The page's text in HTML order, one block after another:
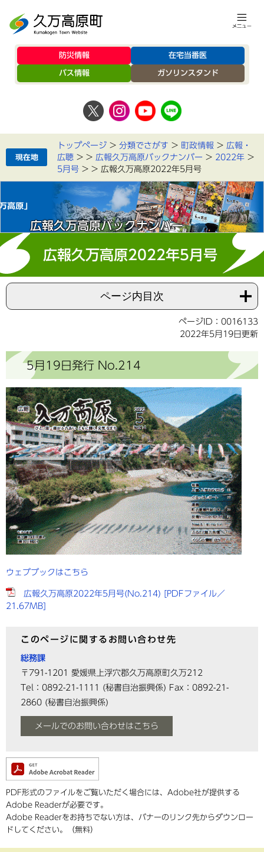
防災情報 在宅当番医
バス情報 ガソリンスタンド
トップページ > 分類でさがす > 町政情報 > 広報・
広聴 > > 広報久万高原バックナンバー > 2022年 >
5月号 > > 広報久万高原2022年5月号
広報久万高原バックナンバー
広報久万高原2022年5月号
ページ内目次
ページID：0016133
2022年5月19日更新
5月19日発行 No.214
ウェブブックはこちら
広報久万高原2022年5月号(No.214) [PDFファイル／
21.67MB]
このページに関するお問い合わせ先
総務課
〒791-1201
愛媛県上浮穴郡久万高原町久万212
Tel：0892-21-1111
(秘書自治振興係) Fax：0892-21-
2860 (秘書自治振興係)
メールでのお問い合わせはこちら
PDF形式のファイルをご覧いただく場合には、Adobe社が提供する
Adobe Readerが必要です。
Adobe Readerをお持ちでない方は、バナーのリンク先からダウンロー
ドしてください。（無料）